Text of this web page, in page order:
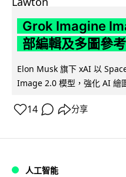
Grok Imagine
部編輯及多圖參
Elon Musk 旗下 xAI 以
Image 2.0 模型，強化 AI 繪
14 分享
人工智能